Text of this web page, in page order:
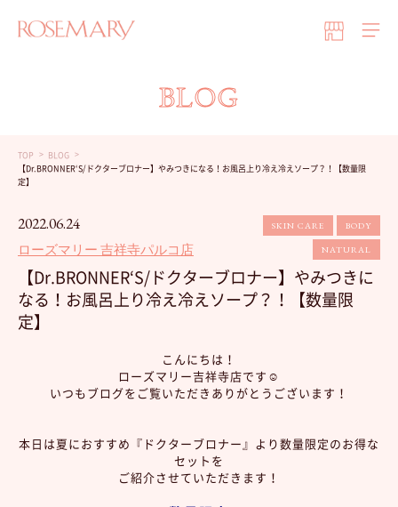
BLOG
TOP
BLOG
【Dr.BRONNER‘S/ドクターブロナー】やみつきになる！お風呂上り冷え冷えソープ？！【数量限
定】
2022.06.24
ローズマリー 吉祥寺パルコ店
SKIN CARE BODY
NATURAL
【Dr.BRONNER‘S/ドクターブロナー】やみつきに
なる！お風呂上り冷え冷えソープ？！【数量限
定】
こんにちは！
ローズマリー吉祥寺店です☺︎
いつもブログをご覧いただきありがとうございます！
本日は夏におすすめ『ドクターブロナー』より数量限定のお得な
セットを
ご紹介させていただきます！